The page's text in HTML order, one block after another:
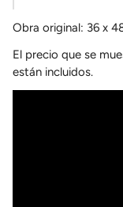
Obra original: 36 x
El precio que se
están incluidos.